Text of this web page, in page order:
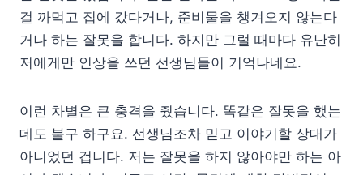
걸 까먹고 집에 갔다거나, 준비물을 챙겨오지 않는다
거나 하는 잘못을 합니다. 하지만 그럴 때마다 유난히
저에게만 인상을 쓰던 선생님들이 기억나네요.
이런 차별은 큰 충격을 줬습니다. 똑같은 잘못을 했는
데도 불구 하구요. 선생님조차 믿고 이야기할 상대가
아니었던 겁니다. 저는 잘못을 하지 않아야만 하는 아